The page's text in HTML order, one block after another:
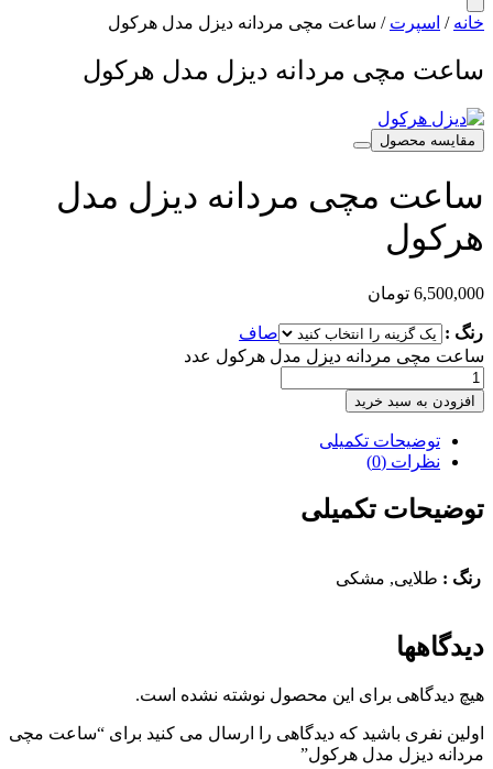
خانه / اسپرت / ساعت مچی مردانه دیزل مدل هرکول
ساعت مچی مردانه دیزل مدل هرکول
مقایسه محصول
ساعت مچی مردانه دیزل مدل
هرکول
6,500,000 تومان
رنگ :
صاف
ساعت مچی مردانه دیزل مدل هرکول عدد
افزودن به سبد خرید
توضیحات تکمیلی
نظرات (0)
توضیحات تکمیلی
رنگ : طلایی, مشکی
دیدگاهها
هیچ دیدگاهی برای این محصول نوشته نشده است.
اولین نفری باشید که دیدگاهی را ارسال می کنید برای “ساعت مچی
مردانه دیزل مدل هرکول”